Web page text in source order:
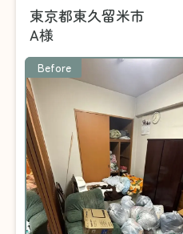
東京都東久留米市
A様
Before